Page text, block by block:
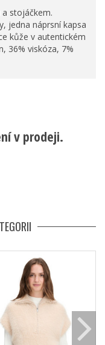
stojáčkem.
jedna náprsní kapsa
kůže v autentickém
36% viskóza, 7%
v prodeji.